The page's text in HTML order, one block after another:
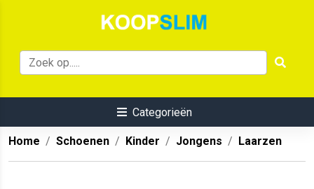
Categorieën
Home Schoenen Kinder Jongens Laarzen